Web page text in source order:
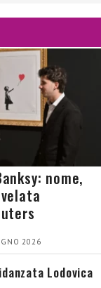
nome,
2026
Lodovica